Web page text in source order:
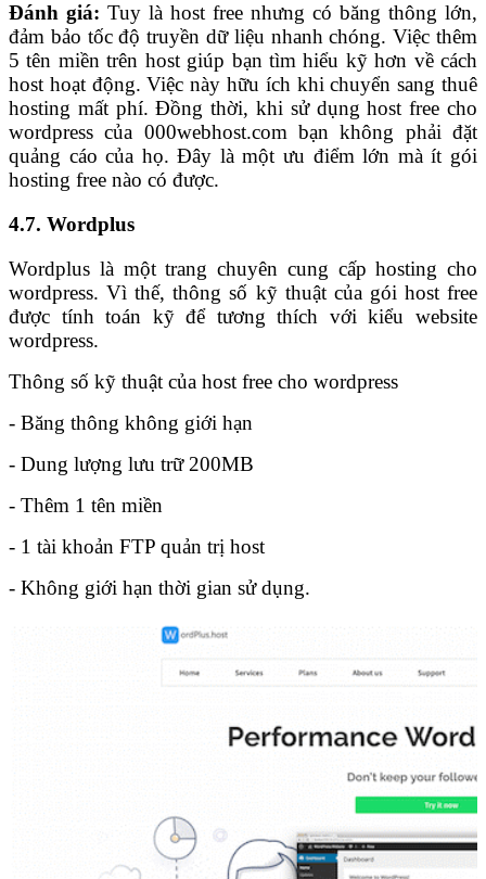
Đánh giá: Tuy là host free nhưng có băng thông lớn,
đảm bảo tốc độ truyền dữ liệu nhanh chóng. Việc thêm
5 tên miền trên host giúp bạn tìm hiểu kỹ hơn về cách
host hoạt động. Việc này hữu ích khi chuyển sang thuê
hosting mất phí. Đồng thời, khi sử dụng host free cho
wordpress của 000webhost.com bạn không phải đặt
quảng cáo của họ. Đây là một ưu điểm lớn mà ít gói
hosting free nào có được.
4.7. Wordplus
Wordplus là một trang chuyên cung cấp hosting cho
wordpress. Vì thế, thông số kỹ thuật của gói host free
được tính toán kỹ để tương thích với kiểu website
wordpress.
Thông số kỹ thuật của host free cho wordpress
- Băng thông không giới hạn
- Dung lượng lưu trữ 200MB
- Thêm 1 tên miền
- 1 tài khoản FTP quản trị host
- Không giới hạn thời gian sử dụng.